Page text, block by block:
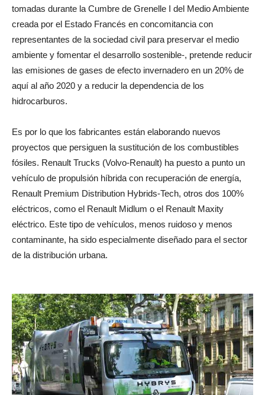
tomadas durante la Cumbre de Grenelle I del Medio Ambiente
creada por el Estado Francés en concomitancia con
representantes de la sociedad civil para preservar el medio
ambiente y fomentar el desarrollo sostenible-, pretende reducir
las emisiones de gases de efecto invernadero en un 20% de
aquí al año 2020 y a reducir la dependencia de los
hidrocarburos.
Es por lo que los fabricantes están elaborando nuevos
proyectos que persiguen la sustitución de los combustibles
fósiles. Renault Trucks (Volvo-Renault) ha puesto a punto un
vehículo de propulsión híbrida con recuperación de energía,
Renault Premium Distribution Hybrids-Tech, otros dos 100%
eléctricos, como el Renault Midlum o el Renault Maxity
eléctrico. Este tipo de vehículos, menos ruidoso y menos
contaminante, ha sido especialmente diseñado para el sector
de la distribución urbana.